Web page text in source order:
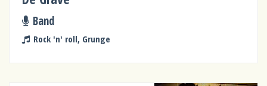
Band
Rock 'n' roll, Grunge